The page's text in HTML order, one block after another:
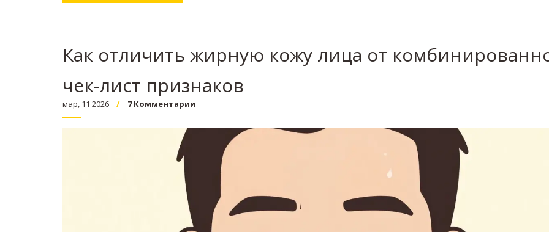
Как отличить жирную кожу лица от
чек-лист признаков
мар, 11 2026 7 Комментарии